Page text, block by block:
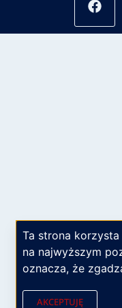
Ta strona
na najwyższym
oznacza, że
AKCEPTUJĘ